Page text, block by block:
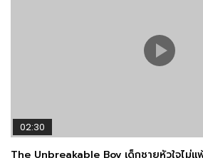
02:30